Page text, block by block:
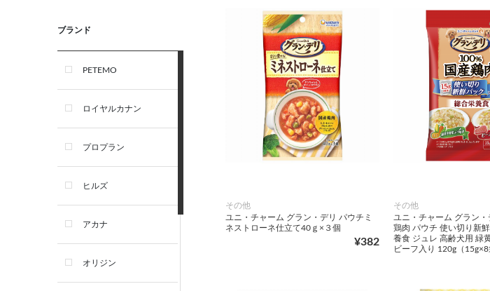
首輪・ハーネス(胴輪)・リー
イ・ウェット）
犬ドライフード
犬ウェットフード
犬おやつ
ブランド
PETEMO
ロイヤルカナン
プロプラン
ヒルズ
アカナ
オリジン
その他
ユニ・チャーム グラン・デリ パウチミ
ネストローネ仕立て40ｇ×３個
¥382
その他
ユニ・チャーム グラン
鶏肉 パウチ 使い切り新
養食 ジュレ 高齢犬用 緑
ビーフ入り 120g（15g×8